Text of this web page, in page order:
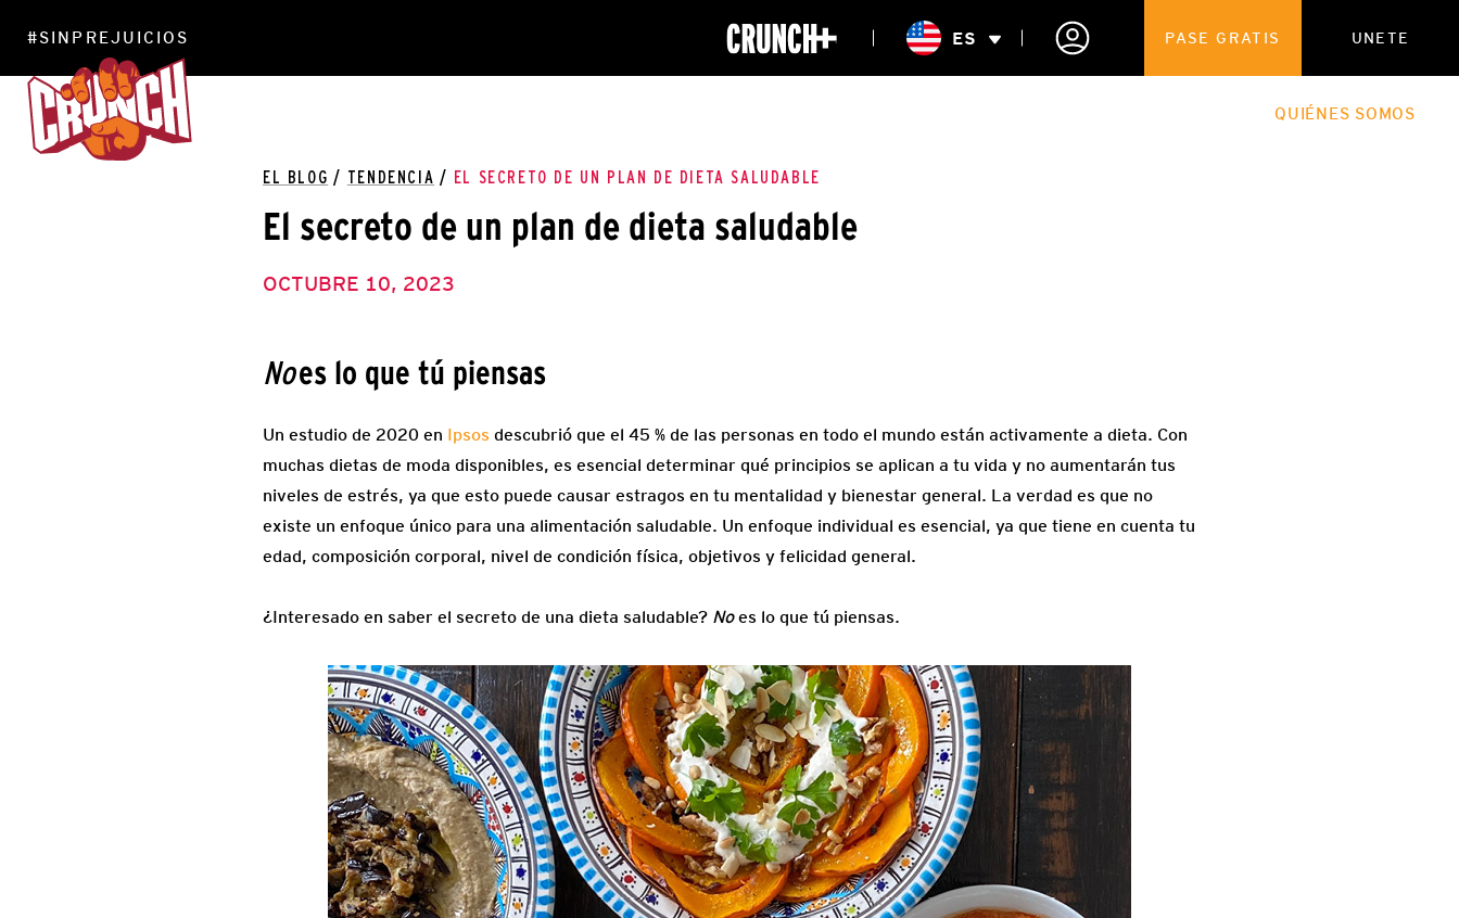
#SINPREJUICIOS
ONLINE
WORKOUTS
ES PASE GRATIS UNETE
QUIÉNES SOMOS
EL BLOG / TENDENCIA / EL SECRETO DE UN PLAN DE DIETA SALUDABLE
El secreto de un plan de dieta saludable
OCTUBRE 10, 2023
Noes lo que tú piensas
Un estudio de 2020 en Ipsos descubrió que el 45 % de las personas en todo el mundo están activamente a dieta. Con
muchas dietas de moda disponibles, es esencial determinar qué principios se aplican a tu vida y no aumentarán tus
niveles de estrés, ya que esto puede causar estragos en tu mentalidad y bienestar general. La verdad es que no
existe un enfoque único para una alimentación saludable. Un enfoque individual es esencial, ya que tiene en cuenta tu
edad, composición corporal, nivel de condición física, objetivos y felicidad general.
¿Interesado en saber el secreto de una dieta saludable? Noes lo que tú piensas.